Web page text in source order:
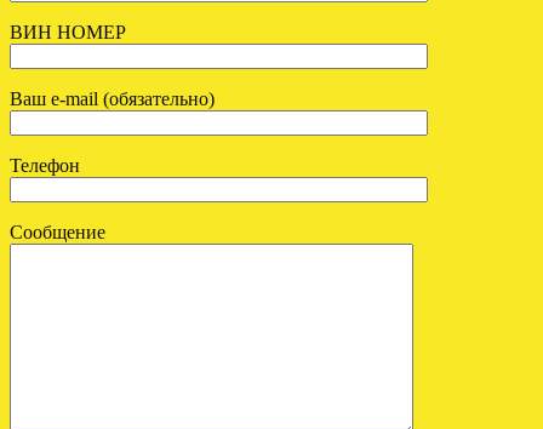
ВИН НОМЕР
Ваш e-mail (обязательно)
Телефон
Сообщение